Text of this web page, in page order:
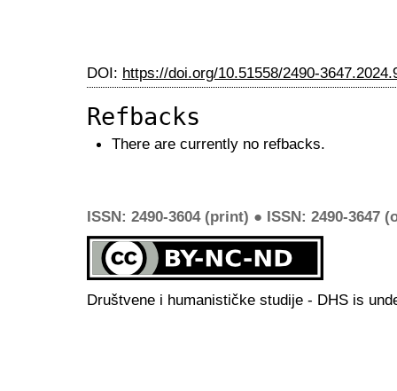
DOI: https://doi.org/10.51558/2490-
Refbacks
There are currently no refbacks.
ISSN: 2490-3604 (print) ● ISSN: 2490-3647
Društvene i humanističke studije - DHS is